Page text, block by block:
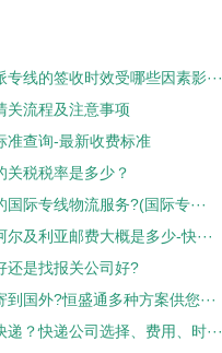
线的签收时效受哪些因素影···
关流程及注意事项
准查询-最新收费标准
关税税率是多少？
际专线物流服务?(国际专···
及利亚邮费大概是多少-快···
还是找报关公司好?
国外?恒盛通多种方案供您···
？快递公司选择、费用、时···